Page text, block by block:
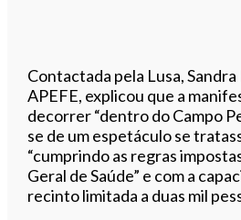
Contactada pela Lusa, Sandra
APEFE, explicou que a
decorrer “dentro do Campo
se de um espetáculo se
“cumprindo as regras
Geral de Saúde” e com a
recinto limitada a duas mil